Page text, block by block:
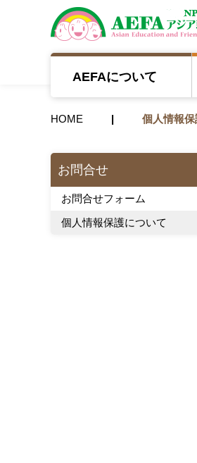
AEFAについて
HOME 個人情報
お問合せ
お問合せフォーム
個人情報保護について